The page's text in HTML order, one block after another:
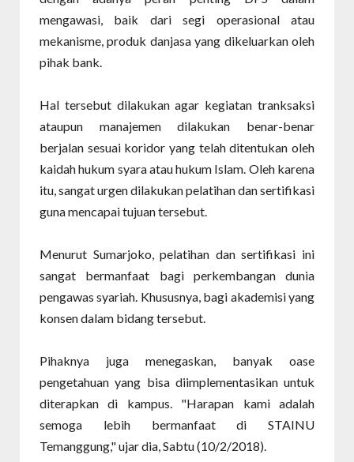
mengawasi, baik dari segi operasional atau
mekanisme, produk danjasa yang dikeluarkan oleh
pihak bank.
Hal tersebut dilakukan agar kegiatan tranksaksi
ataupun manajemen dilakukan benar-benar
berjalan sesuai koridor yang telah ditentukan oleh
kaidah hukum syara atau hukum Islam. Oleh karena
itu, sangat urgen dilakukan pelatihan dan sertifikasi
guna mencapai tujuan tersebut.
Menurut Sumarjoko, pelatihan dan sertifikasi ini
sangat bermanfaat bagi perkembangan dunia
pengawas syariah. Khususnya, bagi akademisi yang
konsen dalam bidang tersebut.
Pihaknya juga menegaskan, banyak oase
pengetahuan yang bisa diimplementasikan untuk
diterapkan di kampus. "Harapan kami adalah
semoga lebih bermanfaat di STAINU
Temanggung," ujar dia, Sabtu (10/2/2018).